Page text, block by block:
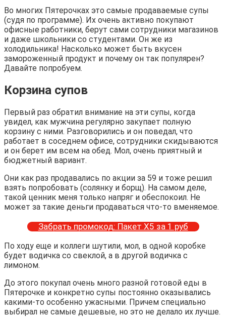
Во многих Пятерочках это самые продаваемые супы
(судя по программе). Их очень активно покупают
офисные работники, берут сами сотрудники магазинов
и даже школьники со студентами. Он же из
холодильника! Насколько может быть вкусен
замороженный продукт и почему он так популярен?
Давайте попробуем.
Корзина супов
Первый раз обратил внимание на эти супы, когда
увидел, как мужчина регулярно закупает полную
корзину с ними. Разговорились и он поведал, что
работает в соседнем офисе, сотрудники скидываются
и он берет им всем на обед. Мол, очень приятный и
бюджетный вариант.
Они как раз продавались по акции за 59 и тоже решил
взять попробовать (солянку и борщ). На самом деле,
такой ценник меня только напряг и обеспокоил. Не
может за такие деньги продаваться что-то вменяемое.
Забрать промокод: Пакет Х5 за 1 руб
По ходу еще и коллеги шутили, мол, в одной коробке
будет водичка со свеклой, а в другой водичка с
лимоном.
До этого покупал очень много разной готовой еды в
Пятерочке и конкретно супы постоянно оказывались
какими-то особенно ужасными. Причем специально
выбирал не самые дешевые, но это не делало их лучше.